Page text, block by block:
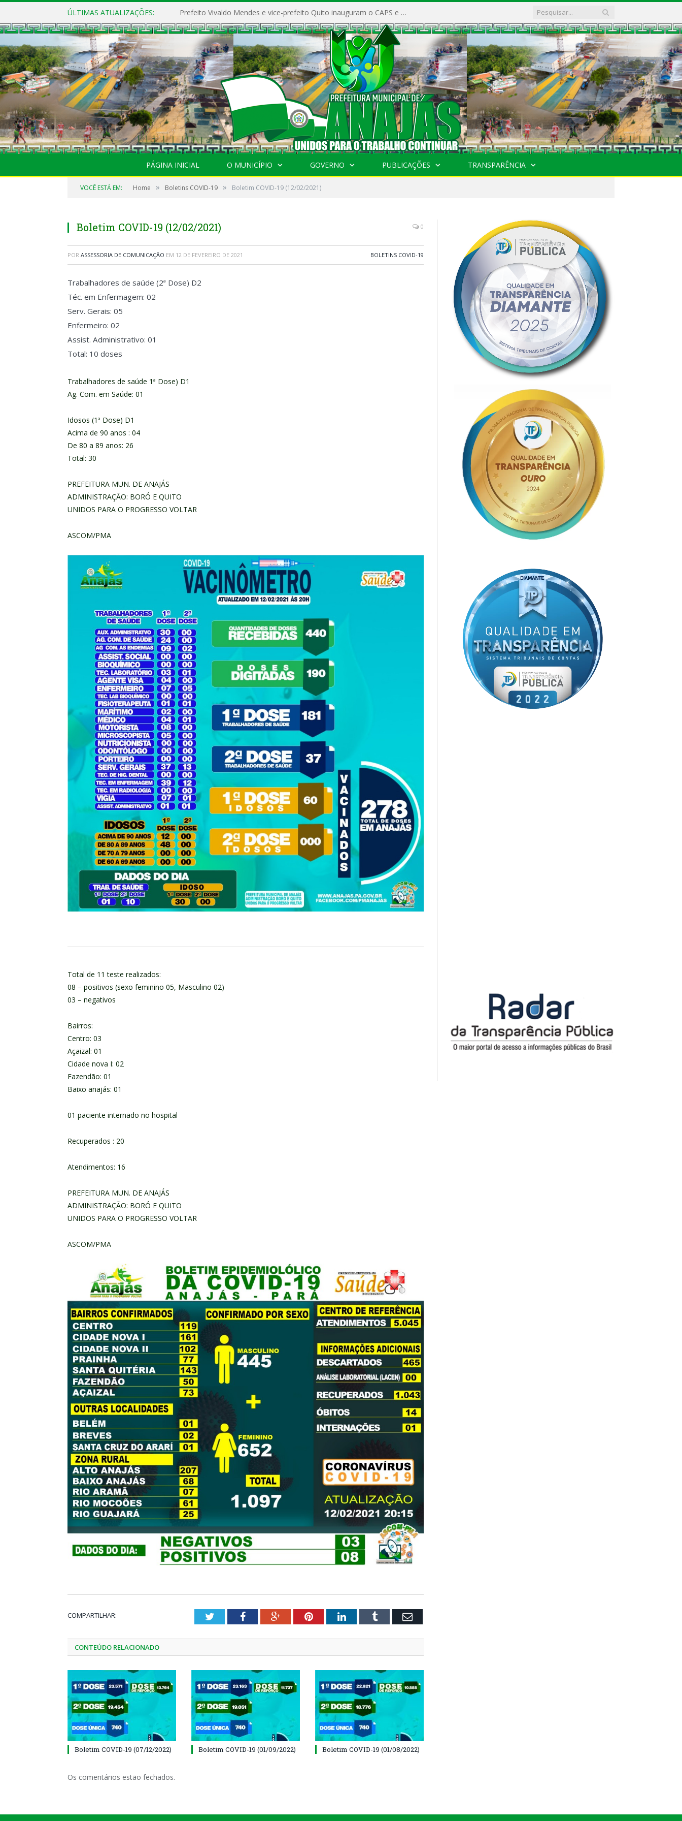
ÚLTIMAS ATUALIZAÇÕES: Prefeito Vivaldo Mendes e vice-prefeito Quito inauguram o CAPS e fortalecem a saúde pública em Anajás.
PÁGINA INICIAL O MUNICÍPIO GOVERNO PUBLICAÇÕES TRANSPARÊNCIA
VOCÊ ESTÁ EM: Home » Boletins COVID-19 » Boletim COVID-19 (12/02/2021)
Boletim COVID-19 (12/02/2021) 0
POR ASSESSORIA DE COMUNICAÇÃO EM 12 DE FEVEREIRO DE 2021 BOLETINS COVID-19
Trabalhadores de saúde (2ª Dose) D2
Téc. em Enfermagem: 02
Serv. Gerais: 05
Enfermeiro: 02
Assist. Administrativo: 01
Total: 10 doses
Trabalhadores de saúde 1ª Dose) D1
Ag. Com. em Saúde: 01
Idosos (1ª Dose) D1
Acima de 90 anos : 04
De 80 a 89 anos: 26
Total: 30
PREFEITURA MUN. DE ANAJÁS
ADMINISTRAÇÃO: BORÓ E QUITO
UNIDOS PARA O PROGRESSO VOLTAR
ASCOM/PMA
Total de 11 teste realizados:
08 – positivos (sexo feminino 05, Masculino 02)
03 – negativos
Bairros:
Centro: 03
Açaizal: 01
Cidade nova I: 02
Fazendão: 01
Baixo anajás: 01
01 paciente internado no hospital
Recuperados : 20
Atendimentos: 16
PREFEITURA MUN. DE ANAJÁS
ADMINISTRAÇÃO: BORÓ E QUITO
UNIDOS PARA O PROGRESSO VOLTAR
ASCOM/PMA
COMPARTILHAR: TwitterFacebookGoogle+PinterestLinkedInTumblr Email
CONTEÚDO RELACIONADO
Boletim COVID-19 (07/12/2022) Boletim COVID-19 (01/09/2022) Boletim COVID-19 (01/08/2022)
Os comentários estão fechados.